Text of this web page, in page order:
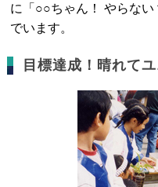
に「○○ちゃん！ やらな
でいます。
目標達成！晴れて